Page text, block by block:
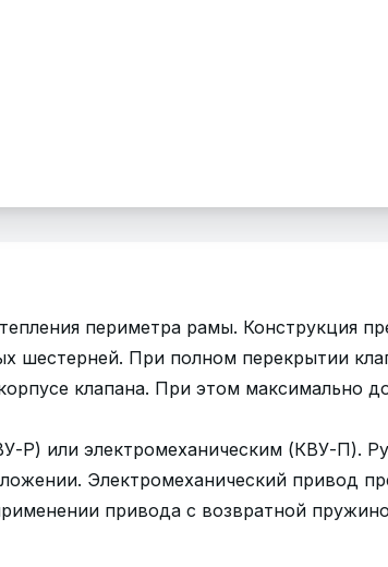
периметра рамы. Конструкция
шестерней. При полном перекрытии
клапана. При этом максимально
Р) или электромеханическим (КВУ-П).
Электромеханический привод
привода с возвратной